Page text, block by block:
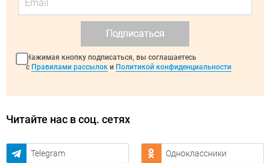
Подписаться
Нажимая кнопку подписаться, вы соглашаетесь
с Правилами рассылок и Политикой конфиденциальности
Читайте нас в соц. сетях
Telegram Одноклассники